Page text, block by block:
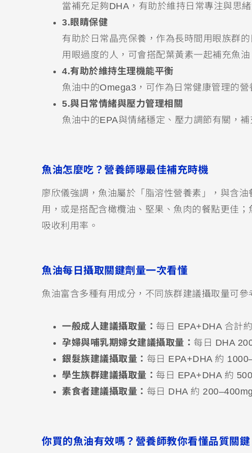
當補充足夠DHA，有助於維持日常專注與思緒
3.眼睛保健
有助於日常晶亮保養，作為長時間用眼族群
用眼過度的人，可會搭配葉黃素一起補充魚油
4.有助於維持生理機能平衡
魚油中的Omega3，可作為日常健康管理的營
5.與日常情緒與壓力管理相關
魚油中的EPA與情緒穩定、壓力調節有關，
魚油怎麼吃？營養師曝最佳補充時機
廖欣儀強調，魚油屬於「脂溶性營養素」，與含
用，或是搭配含橄欖油、堅果、魚肉的餐點更佳
吸收利用率。
魚油每日攝取關鍵劑量一次看懂
魚油富含多種有用成分，不同族群建議攝取量可參
一般成人建議攝取量： 每日 EPA+DHA 合計
孕婦與哺乳期婦女建議攝取量： 每日 DHA
銀髮族建議攝取量： 每日 EPA+DHA 約
學生族群建議攝取量： 每日 EPA+DHA 約
素食者建議攝取量： 每日 DHA 約
你買的魚油有效嗎？營養師教你看懂品質關鍵